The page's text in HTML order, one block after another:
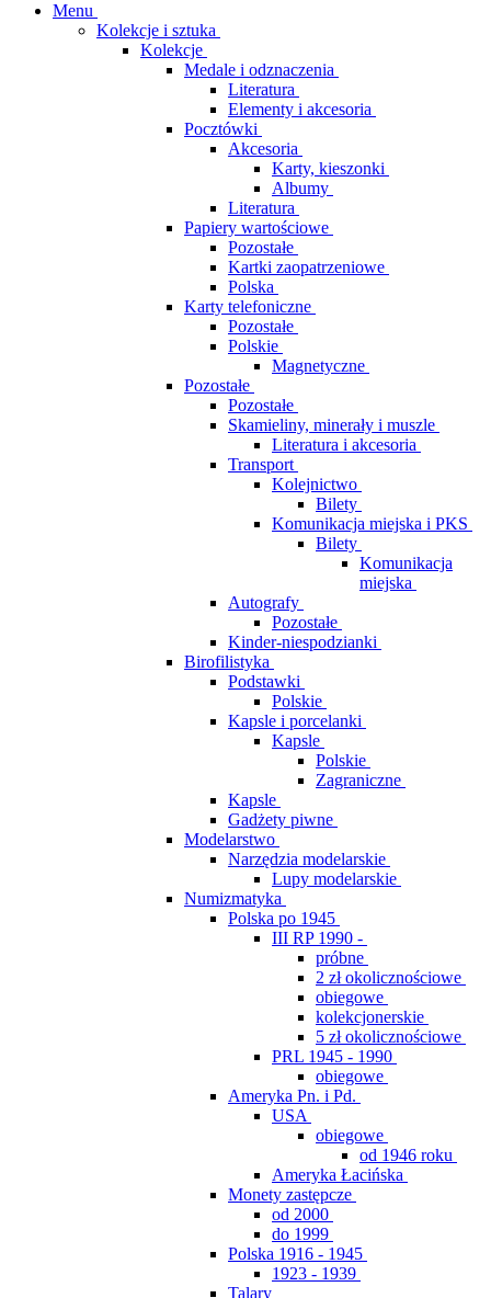
Menu
Kolekcje i sztuka
Kolekcje
Medale i odznaczenia
Literatura
Elementy i akcesoria
Pocztówki
Akcesoria
Karty, kieszonki
Albumy
Literatura
Papiery wartościowe
Pozostałe
Kartki zaopatrzeniowe
Polska
Karty telefoniczne
Pozostałe
Polskie
Magnetyczne
Pozostałe
Pozostałe
Skamieliny, minerały i muszle
Literatura i akcesoria
Transport
Kolejnictwo
Bilety
Komunikacja miejska i PKS
Bilety
Komunikacja
miejska
Autografy
Pozostałe
Kinder-niespodzianki
Birofilistyka
Podstawki
Polskie
Kapsle i porcelanki
Kapsle
Polskie
Zagraniczne
Kapsle
Gadżety piwne
Modelarstwo
Narzędzia modelarskie
Lupy modelarskie
Numizmatyka
Polska po 1945
III RP 1990 -
próbne
2 zł okolicznościowe
obiegowe
kolekcjonerskie
5 zł okolicznościowe
PRL 1945 - 1990
obiegowe
Ameryka Pn. i Pd.
USA
obiegowe
od 1946 roku
Ameryka Łacińska
Monety zastępcze
od 2000
do 1999
Polska 1916 - 1945
1923 - 1939
Talary